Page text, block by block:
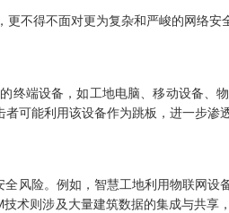
不得不面对更为复杂和严峻的网络安
端设备，如工地电脑、移动设备、
可能利用该设备作为跳板，进一步渗
风险。例如，智慧工地利用物联网设
术则涉及大量建筑数据的集成与共